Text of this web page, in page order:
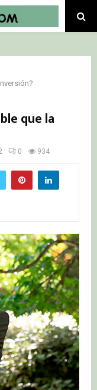
que la
0 934